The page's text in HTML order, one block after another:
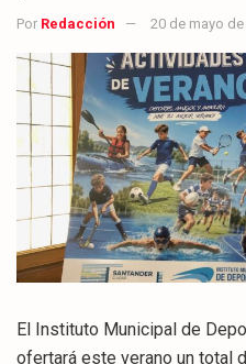
Por Redacción 20 de mayo de
El Instituto Municipal de
ofertará este verano un total